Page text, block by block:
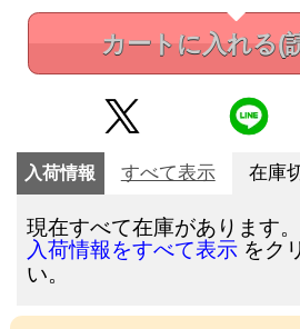
カートに入れる(
入荷情報 すべて表示 在庫
現在すべて在庫があります。
入荷情報をすべて表示 をク
い。